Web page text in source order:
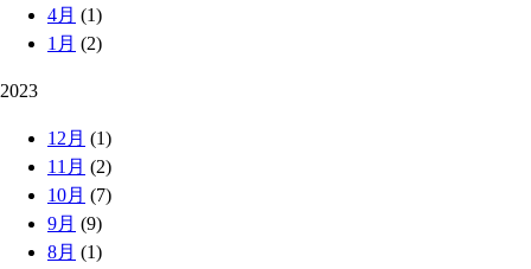
4月 (1)
1月 (2)
2023
12月 (1)
11月 (2)
10月 (7)
9月 (9)
8月 (1)